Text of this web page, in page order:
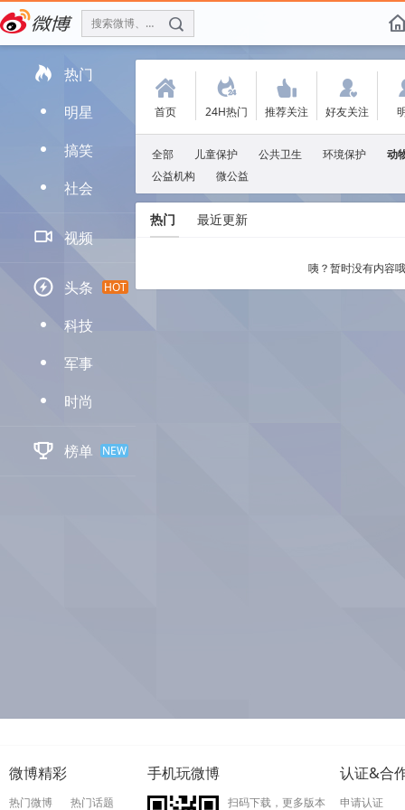
搜索微博、找人 f
 热门
D 明星
D 搞笑
D 社会
 视频
 头条 HOT
D 科技
D 军事
D 时尚
 榜单 NEW
(
首页
.
24H热门
'
推荐关注
:
好友关注
全部 儿童保护 公共卫生 环境保护
动
公益机构
微公益
热门 最近更新
咦？暂时没有内容
微博精彩
热门微博 热门话题
手机玩微博
扫码下载，更多版本
认证&合
申请认证